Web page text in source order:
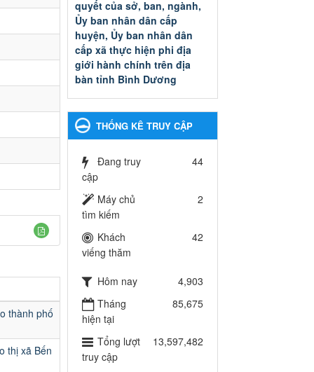
thành phố
thị xã Bến
quyết của sở, ban, ngành,
Ủy ban nhân dân cấp
huyện, Ủy ban nhân dân
cấp xã thực hiện phi địa
giới hành chính trên địa
bàn tỉnh Bình Dương
thẩm quyền giải quyết của sở,
ban, ngành, Ủy ban nhân dân
cấp xã thực hiện phi địa giới
hành chính trên địa bàn tỉnh
Bình Dương
Ngày ban hành: 13/03/2025
Kế hoạch Phổ biến, giáo
dục pháp luật năm 2025 của
thành phố Bến Cát
pháp luật năm 2025 của
ngành Giáo dục và Đào tạo
thành phố Bến Cát
Ngày ban hành: 28/02/2025
THỐNG KÊ TRUY CẬP
Đang truy
cập
44
Máy chủ
tìm kiếm
2
Khách
viếng thăm
42
Hôm nay
4,903
Tháng
hiện tại
85,675
Tổng lượt
truy cập
13,597,482